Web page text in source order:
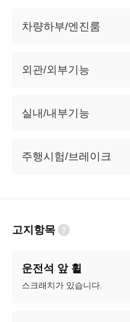
차량하부/엔진룸
외관/외부기능
실내/내부기능
주행시험/브레이크
고지항목
운전석 앞 휠
스크래치가 있습니다.